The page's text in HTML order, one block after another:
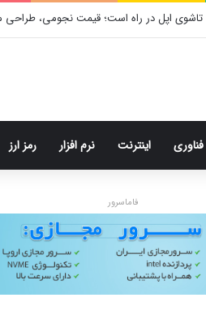
اپل در راه است؛ قیمت نجومی، طراحی
فناوری اینترنت نرم افزار رمز ارز
فاماسرور